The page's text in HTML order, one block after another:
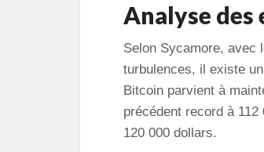
Analyse des
Selon Sycamore, avec
turbulences, il existe
Bitcoin parvient à
précédent record à
120 000 dollars.